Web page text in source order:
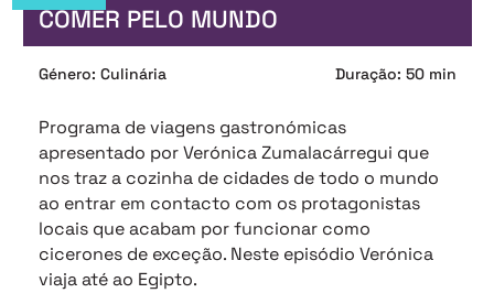
COMER PELO MUNDO
Género: Culinária Duração: 50 min
Programa de viagens gastronómicas
apresentado por Verónica Zumalacárregui que
nos traz a cozinha de cidades de todo o mundo
ao entrar em contacto com os protagonistas
locais que acabam por funcionar como
cicerones de exceção. Neste episódio Verónica
viaja até ao Egipto.